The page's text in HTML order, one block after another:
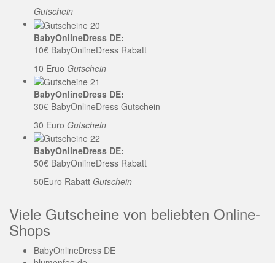
Gutschein
BabyOnlineDress DE:
10€ BabyOnlineDress Rabatt
10 Eruo Gutschein
BabyOnlineDress DE:
30€ BabyOnlineDress Gutschein
30 Euro Gutschein
BabyOnlineDress DE:
50€ BabyOnlineDress Rabatt
50Euro Rabatt Gutschein
Viele Gutscheine von beliebten Online-
Shops
BabyOnlineDress DE